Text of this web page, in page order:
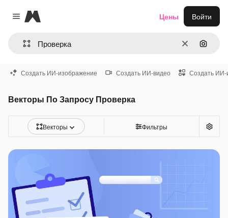
Close menu
Magnific
ОчиститьПоиск
Цены Войти
Создать ИИ-изображение Создать ИИ-видео Создать ИИ-
Векторы По Запросу Проверка
Векторы Фильтры